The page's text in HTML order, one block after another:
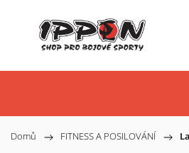
Domů / FITNESS A POSILOVÁNÍ /